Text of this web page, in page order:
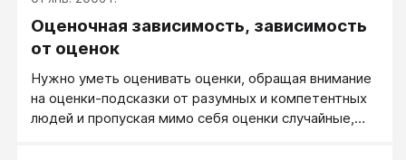
Оценочная зависимость, зависимость
от оценок
Нужно уметь оценивать оценки, обращая внимание
на оценки-подсказки от разумных и компетентных
людей и пропуская мимо себя оценки случайные,